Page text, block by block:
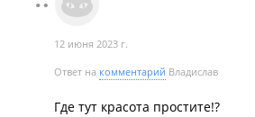
12 июня 2023 г.
Ответ на комментарий Владислав
Где тут красота простите!?